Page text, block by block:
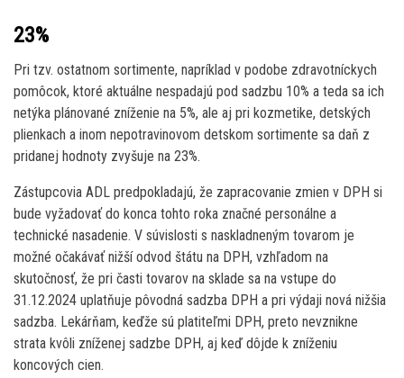
23%
Pri tzv. ostatnom sortimente, napríklad v podobe zdravotníckych
pomôcok, ktoré aktuálne nespadajú pod sadzbu 10% a teda sa ich
netýka plánované zníženie na 5%, ale aj pri kozmetike, detských
plienkach a inom nepotravinovom detskom sortimente sa daň z
pridanej hodnoty zvyšuje na 23%.
Zástupcovia ADL predpokladajú, že zapracovanie zmien v DPH si
bude vyžadovať do konca tohto roka značné personálne a
technické nasadenie. V súvislosti s naskladneným tovarom je
možné očakávať nižší odvod štátu na DPH, vzhľadom na
skutočnosť, že pri časti tovarov na sklade sa na vstupe do
31.12.2024 uplatňuje pôvodná sadzba DPH a pri výdaji nová nižšia
sadzba. Lekárňam, keďže sú platiteľmi DPH, preto nevznikne
strata kvôli zníženej sadzbe DPH, aj keď dôjde k zníženiu
koncových cien.